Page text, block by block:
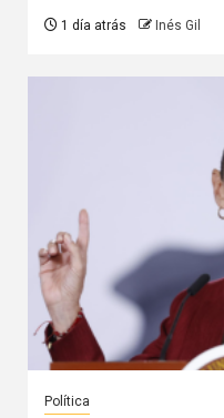
1 día atrás Inés Gil
Política